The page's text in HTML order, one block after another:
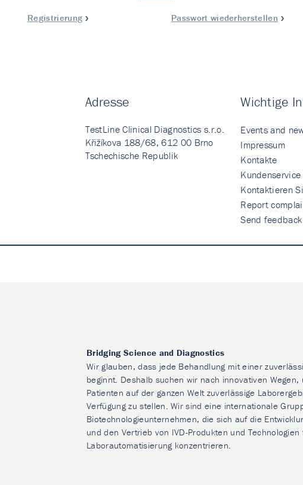
Registrierung Passwort wiederherstellen
Adresse
TestLine Clinical Diagnostics s.r.o.
Křižíkova 188/68, 612 00 Brno
Tschechische Republik
Wichtige
Events and
Impressum
Kontakte
Kundenservice
Kontaktieren
Report
Send feedback
Bridging Science and Diagnostics
Wir glauben, dass jede Behandlung mit einer
beginnt. Deshalb suchen wir nach innovativen Wegen,
Patienten auf der ganzen Welt zuverlässige
Verfügung zu stellen. Wir sind eine internationale
Biotechnologieunternehmen, die sich auf die
und den Vertrieb von IVD-Produkten und Technologien
Laborautomatisierung konzentrieren.